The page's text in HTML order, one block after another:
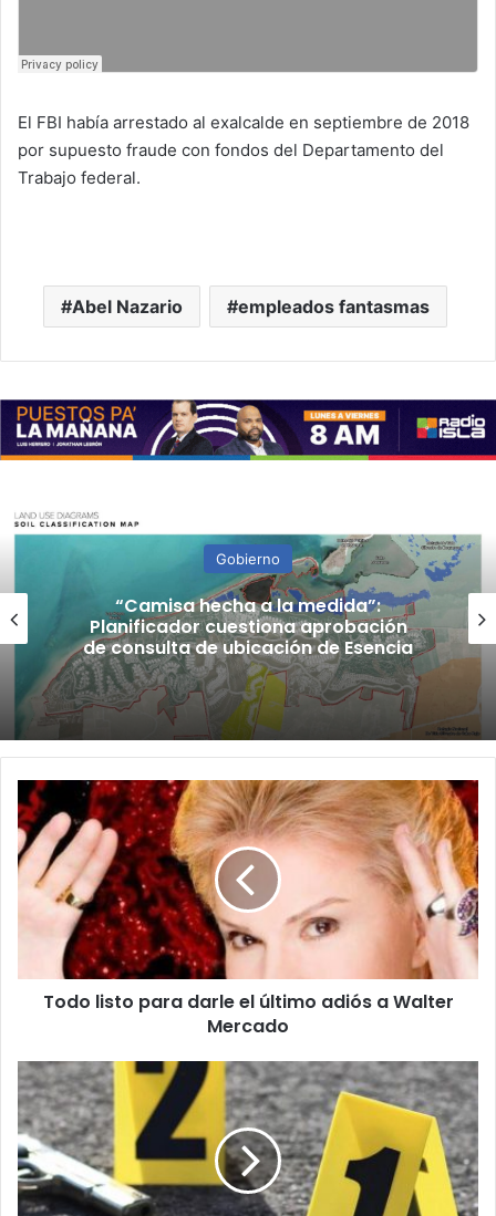
El FBI había arrestado al exalcalde en septiembre de 2018
por supuesto fraude con fondos del Departamento del
Trabajo federal.
Abel Nazario empleados fantasmas
Gobierno
“Camisa hecha a la medida”:
Planificador cuestiona aprobación
de consulta de ubicación de Esencia
Todo
listo
para
darle
último
Walter
Mercado
Todo listo para darle el último adiós a Walter
Mercado
Reportan
asesinato
en
salida
de
la
Avenida